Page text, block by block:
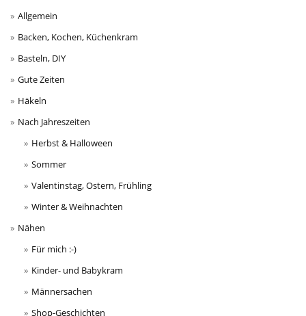
Allgemein
Backen, Kochen, Küchenkram
Basteln, DIY
Gute Zeiten
Häkeln
Nach Jahreszeiten
Herbst & Halloween
Sommer
Valentinstag, Ostern, Frühling
Winter & Weihnachten
Nähen
Für mich :-)
Kinder- und Babykram
Männersachen
Shop-Geschichten